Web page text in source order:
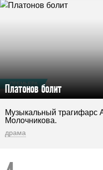
ПРЕМЬЕРА
Платонов болит
Музыкальный трагифарс
Молочникова.
драма